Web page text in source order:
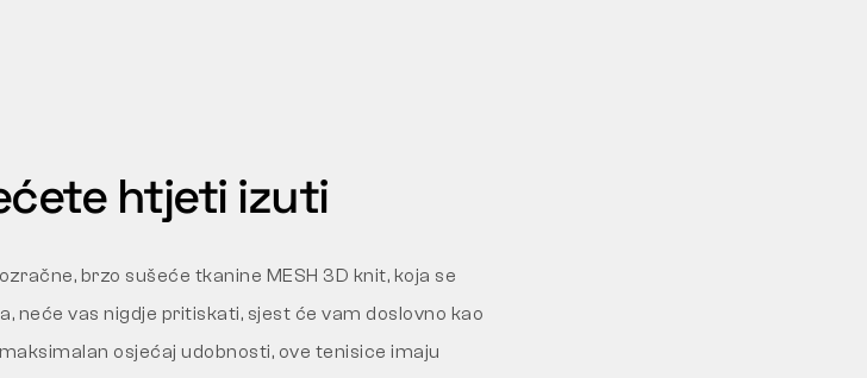
htjeti izuti
brzo sušeće tkanine MESH 3D knit, koja se
neće vas nigdje pritiskati, sjest će vam doslovno kao
osjećaj udobnosti, ove tenisice imaju